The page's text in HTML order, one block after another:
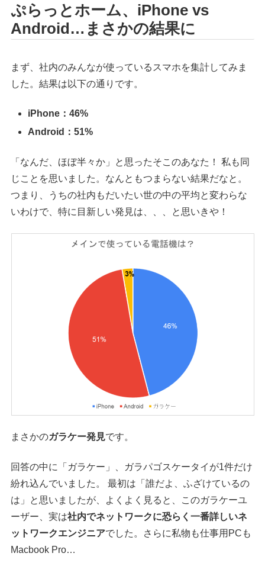
ぷらっとホーム、iPhone vs
Android…まさかの結果に
まず、社内のみんなが使っているスマホを集計してみま
した。結果は以下の通りです。
iPhone：46%
Android：51%
「なんだ、ほぼ半々か」と思ったそこのあなた！ 私も同
じことを思いました。なんともつまらない結果だなと。
つまり、うちの社内もだいたい世の中の平均と変わらな
いわけで、特に目新しい発見は、、、と思いきや！
まさかのガラケー発見です。
回答の中に「ガラケー」、ガラパゴスケータイが1件だけ
紛れ込んでいました。 最初は「誰だよ、ふざけているの
は」と思いましたが、よくよく見ると、このガラケーユ
ーザー、実は社内でネットワークに恐らく一番詳しいネ
ットワークエンジニアでした。さらに私物も仕事用PCも
Macbook Pro…